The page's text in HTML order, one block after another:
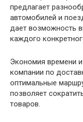
предлагает
автомобилей и
дает возможность
каждого
Экономия времени
компании по
оптимальные
позволяет
товаров.